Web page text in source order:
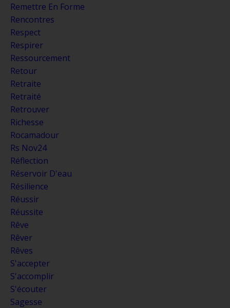
Remettre En Forme
Rencontres
Respect
Respirer
Ressourcement
Retour
Retraite
Retraité
Retrouver
Richesse
Rocamadour
Rs Nov24
Réflection
Réservoir D'eau
Résilience
Réussir
Réussite
Rêve
Rêver
Rêves
S'accepter
S'accomplir
S'écouter
Sagesse